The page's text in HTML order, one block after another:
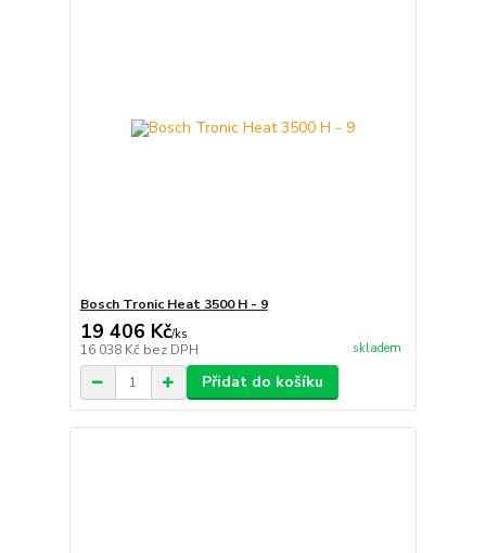
Bosch Tronic Heat 3500 H - 9
19 406 Kč/ks
16 038 Kč bez DPH skladem
Přidat do košíku